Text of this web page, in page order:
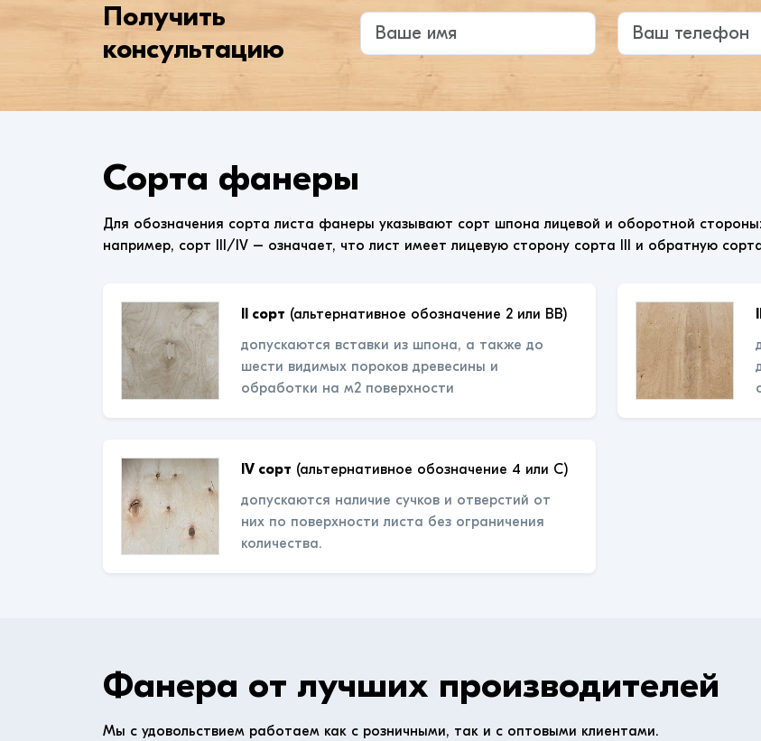
Получить
консультацию
Введите ваше имя Ваш телефон
Сорта фанеры
Для обозначения сорта листа фанеры указывают сорт шпона лицевой и оборотной стороны:
например, сорт III/IV – означает, что лист имеет лицевую сторону сорта III и обратную
II сорт (альтернативное обозначение 2 или ВВ)
допускаются вставки из шпона, а также до
шести видимых пороков древесины и
обработки на м2 поверхности
IV сорт (альтернативное обозначение 4 или С)
допускаются наличие сучков и отверстий от
них по поверхности листа без ограничения
количества.
Фанера от лучших производителей
Мы с удовольствием работаем как с розничными, так и с оптовыми клиентами.